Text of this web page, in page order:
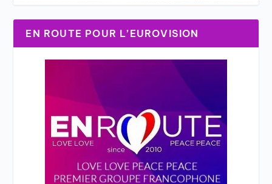
EN ROUTE POUR L’EUROVISION